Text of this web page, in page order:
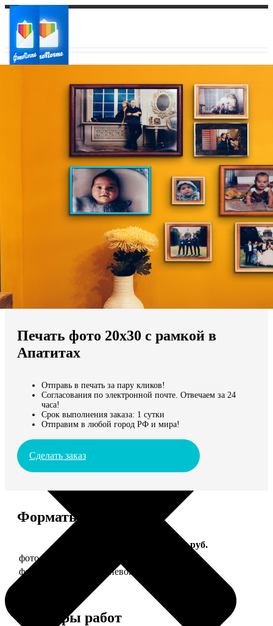
Ваш регион доставки
Выберите из списка:
Мы доставляем по всему миру
Продолжить без города
Печать фото 20х30 с рамкой в
Апатитах
Отправь в печать за пару кликов!
Согласования по электронной почте. Отвечаем за 24
часа!
Срок выполнения заказа: 1 сутки
Отправим в любой город РФ и мира!
Сделать заказ
Форматы и цены
Цена, руб.
фото 20х30 в деревянной рамке
фото 20х30 в алюминиевой рамке
Примеры работ